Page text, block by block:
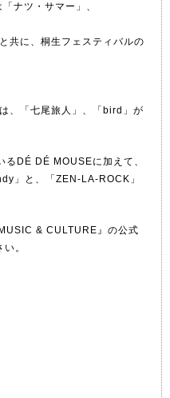
ナツ・サマー」、
共に、桐生フェスティバルの
、「七尾旅人」、「bird」が
るDÉ DÉ MOUSEに加えて、
」と、「ZEN-LA-ROCK」
& CULTURE』の公式
。